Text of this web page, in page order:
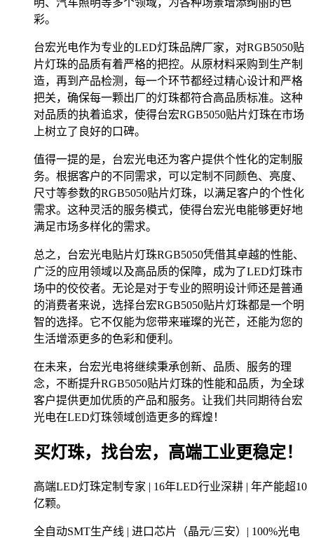
彩。
台宏光电作为专业的LED灯珠品牌厂家，对RGB5050贴
片灯珠的品质有着严格的把控。从原材料采购到生产制
造，再到产品检测，每一个环节都经过精心设计和严格
把关，确保每一颗出厂的灯珠都符合高品质标准。这种
对品质的执着追求，使得台宏RGB5050贴片灯珠在市场
上树立了良好的口碑。
值得一提的是，台宏光电还为客户提供个性化的定制服
务。根据客户的不同需求，可以定制不同颜色、亮度、
尺寸等参数的RGB5050贴片灯珠，以满足客户的个性化
需求。这种灵活的服务模式，使得台宏光电能够更好地
满足市场多样化的需求。
总之，台宏光电贴片灯珠RGB5050凭借其卓越的性能、
广泛的应用领域以及高品质的保障，成为了LED灯珠市
场中的佼佼者。无论是对于专业的照明设计师还是普通
的消费者来说，选择台宏RGB5050贴片灯珠都是一个明
智的选择。它不仅能为您带来璀璨的光芒，还能为您的
生活增添更多的色彩和便利。
在未来，台宏光电将继续秉承创新、品质、服务的理
念，不断提升RGB5050贴片灯珠的性能和品质，为全球
客户提供更加优质的产品和服务。让我们共同期待台宏
光电在LED灯珠领域创造更多的辉煌！
买灯珠，找台宏，高端工业更稳定！
高端LED灯珠定制专家 | 16年LED行业深耕 | 年产能超10
亿颗。
全自动SMT生产线 | 进口芯片（晶元/三安）| 100%光电